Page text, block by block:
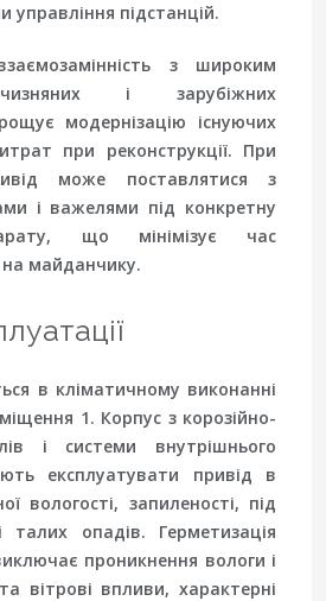
підстанцій.
з широким
і зарубіжних
модернізацію існуючих
при реконструкції. При
може поставлятися з
і важелями під конкретну
що мінімізує час
майданчику.
в кліматичному виконанні
1. Корпус з корозійно-
і системи внутрішнього
експлуатувати привід в
вологості, запиленості, під
опадів. Герметизація
проникнення вологи і
вітрові впливи, характерні